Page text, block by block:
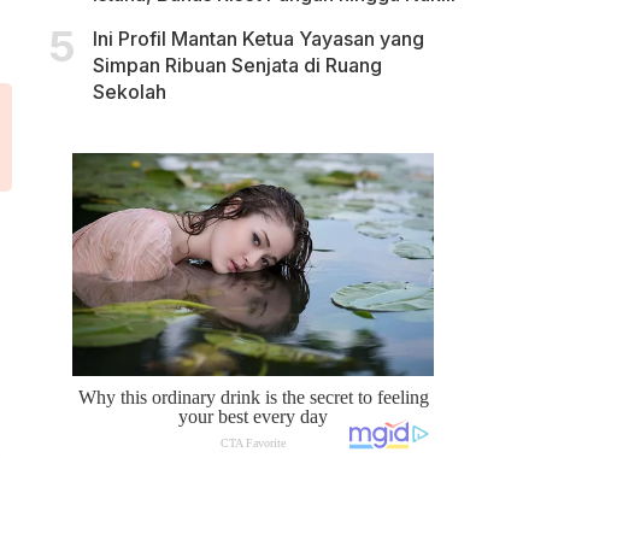
Ini Profil Mantan Ketua Yayasan yang
Simpan Ribuan Senjata di Ruang
Sekolah